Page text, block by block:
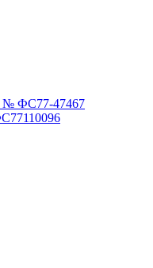
№ ФС77-47467